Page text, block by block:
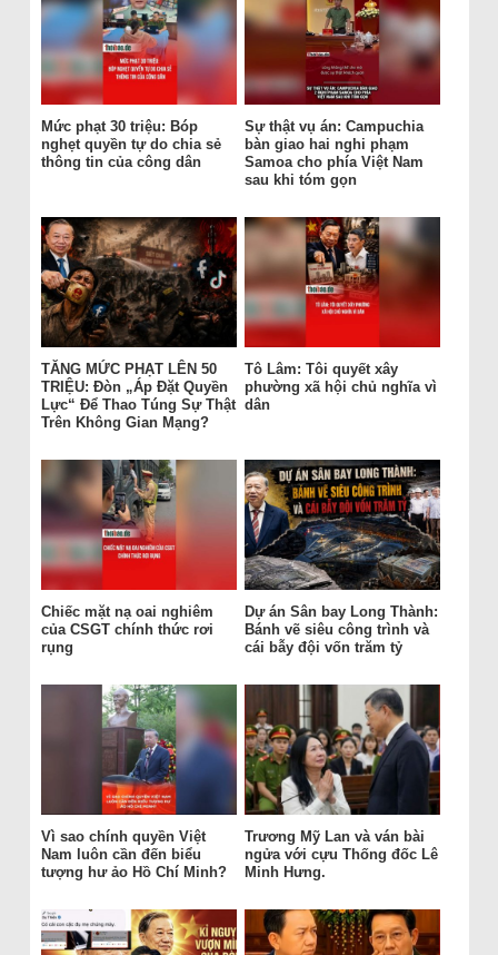
Mức phạt 30 triệu: Bóp
nghẹt quyền tự do chia sẻ
thông tin của công dân
Sự thật vụ án: Campuchia
bàn giao hai nghi phạm
Samoa cho phía Việt Nam
sau khi tóm gọn
TĂNG MỨC PHẠT LÊN 50
TRIỆU: Đòn „Áp Đặt Quyền
Lực“ Để Thao Túng Sự Thật
Trên Không Gian Mạng?
Tô Lâm: Tôi quyết xây
phường xã hội chủ nghĩa vì
dân
Chiếc mặt nạ oai nghiêm
của CSGT chính thức rơi
rụng
Dự án Sân bay Long Thành:
Bánh vẽ siêu công trình và
cái bẫy đội vốn trăm tỷ
Vì sao chính quyền Việt
Nam luôn cần đến biểu
tượng hư ảo Hồ Chí Minh?
Trương Mỹ Lan và ván bài
ngửa với cựu Thống đốc Lê
Minh Hưng.